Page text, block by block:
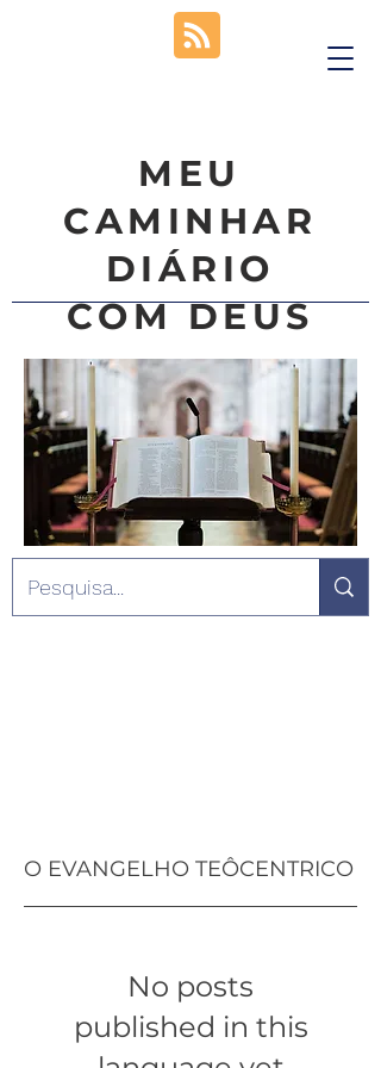
MEU
CAMINHAR
DIÁRIO
COM DEUS
O EVANGELHO TEÔCENTRICO
No posts
published in this